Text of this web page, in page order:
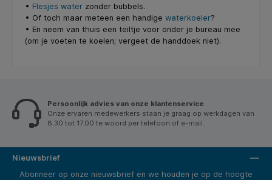
• Flesjes water zonder bubbels.
• Of toch maar meteen een handige waterkoeler?
• En neem van thuis een teiltje voor onder je bureau mee
(om je voeten te koelen; vergeet de handdoek niet).
Persoonlijk advies van onze klantenservice
Onze ervaren medewerkers staan je graag op werkdagen van
8.30 tot 17.00 te woord per telefoon of e-mail.
Nieuwsbrief
Abonneer op onze nieuwsbrief en we houden je op de hoogte